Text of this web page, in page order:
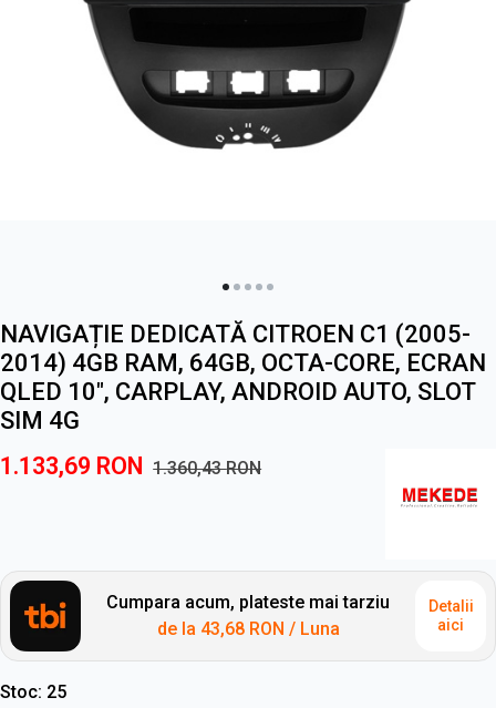
NAVIGAȚIE DEDICATĂ CITROEN C1 (2005-
2014) 4GB RAM, 64GB, OCTA-CORE, ECRAN
QLED 10", CARPLAY, ANDROID AUTO, SLOT
SIM 4G
1.133,69 RON 1.360,43RON
Cumpara acum, plateste mai tarziu
de la 43,68 RON / Luna
Detalii
aici
Stoc 25